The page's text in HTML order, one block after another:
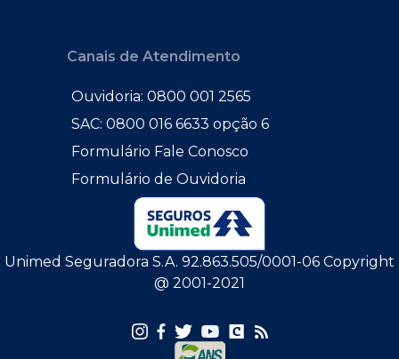
Canais de Atendimento
Ouvidoria: 0800 001 2565
SAC: 0800 016 6633 opção 6
Formulário Fale Conosco
Formulário de Ouvidoria
Unimed Seguradora S.A. 92.863.505/0001-06 Copyright
@ 2001-2021